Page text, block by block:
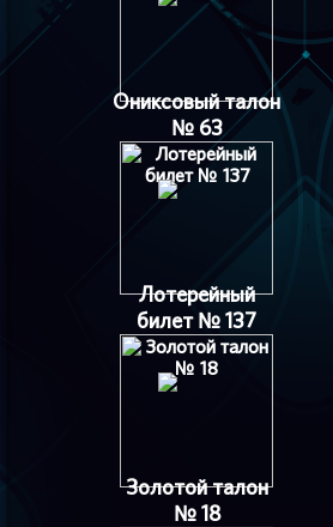
Ониксовый талон
№ 63
Лотерейный
билет № 137
Золотой талон
№ 18